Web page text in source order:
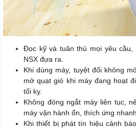
Đọc kỹ và tuân thủ mọi yêu
NSX đưa ra.
Khi dùng máy, tuyệt đối không
mở quạt gió khi máy đang hoạt
tối kỵ.
Không đóng ngắt máy liên tục,
máy vận hành ổn, thích ứng
Khi thiết bị phát tín hiệu cảnh